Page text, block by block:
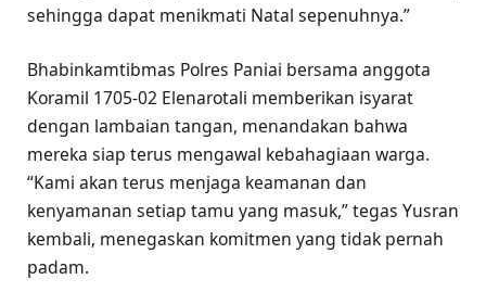
sehingga dapat menikmati Natal sepenuhnya.”
Bhabinkamtibmas Polres Paniai bersama anggota
Koramil 1705‑02 Elenarotali memberikan isyarat
dengan lambaian tangan, menandakan bahwa
mereka siap terus mengawal kebahagiaan warga.
“Kami akan terus menjaga keamanan dan
kenyamanan setiap tamu yang masuk,” tegas Yusran
kembali, menegaskan komitmen yang tidak pernah
padam.